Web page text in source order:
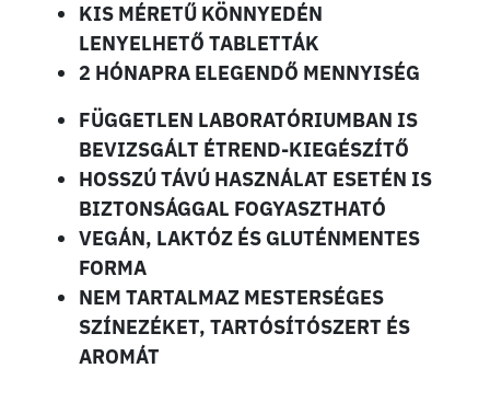
KIS MÉRETŰ KÖNNYEDÉN
LENYELHETŐ TABLETTÁK
2 HÓNAPRA ELEGENDŐ MENNYISÉG
FÜGGETLEN LABORATÓRIUMBAN IS
BEVIZSGÁLT ÉTREND-KIEGÉSZÍTŐ
HOSSZÚ TÁVÚ HASZNÁLAT ESETÉN IS
BIZTONSÁGGAL FOGYASZTHATÓ
VEGÁN, LAKTÓZ ÉS GLUTÉNMENTES
FORMA
NEM TARTALMAZ MESTERSÉGES
SZÍNEZÉKET, TARTÓSÍTÓSZERT ÉS
AROMÁT